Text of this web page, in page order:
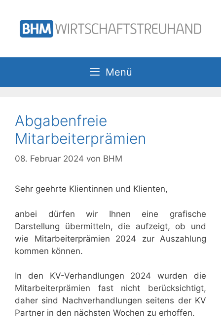
Inhalt
springen
Menü
Abgabenfreie
Mitarbeiterprämien
08. Februar 2024 von BHM
Sehr geehrte Klientinnen und Klienten,
anbei dürfen wir Ihnen eine grafische
Darstellung übermitteln, die aufzeigt, ob und
wie Mitarbeiterprämien 2024 zur Auszahlung
kommen können.
In den KV-Verhandlungen 2024 wurden die
Mitarbeiterprämien fast nicht berücksichtigt,
daher sind Nachverhandlungen seitens der KV
Partner in den nächsten Wochen zu erhoffen.